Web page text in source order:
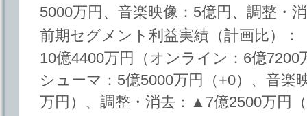
5000万円、音楽映像：5億円、調整・
前期セグメント利益実績（計画比）：
10億4400万円（オンライン：6億
シューマ：5億5000万円（+0）、音楽
万円）、調整・消去：▲7億2500万円